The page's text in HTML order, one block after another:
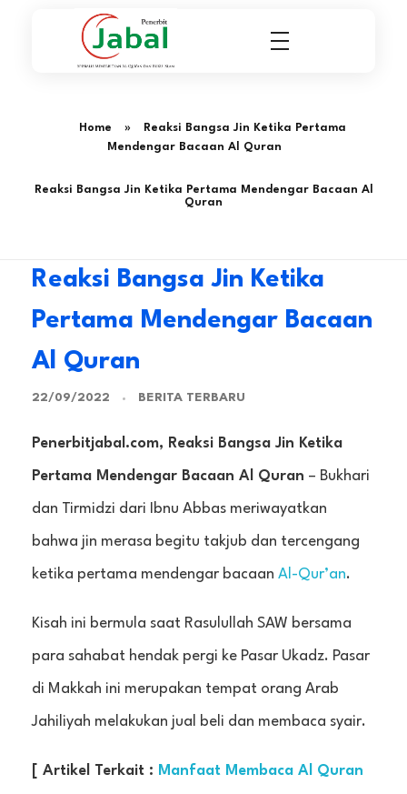
Home »
Reaksi Bangsa Jin Ketika Pertama
Mendengar Bacaan Al Quran
Reaksi Bangsa Jin Ketika Pertama Mendengar Bacaan Al
Quran
Reaksi Bangsa Jin Ketika
Pertama Mendengar Bacaan
Al Quran
22/09/2022 BERITA TERBARU
Penerbitjabal.com, Reaksi Bangsa Jin Ketika
Pertama Mendengar Bacaan Al Quran – Bukhari
dan Tirmidzi dari Ibnu Abbas meriwayatkan
bahwa jin merasa begitu takjub dan tercengang
ketika pertama mendengar bacaan Al-Qur’an.
Kisah ini bermula saat Rasulullah SAW bersama
para sahabat hendak pergi ke Pasar Ukadz. Pasar
di Makkah ini merupakan tempat orang Arab
Jahiliyah melakukan jual beli dan membaca syair.
[ Artikel Terkait : Manfaat Membaca Al Quran